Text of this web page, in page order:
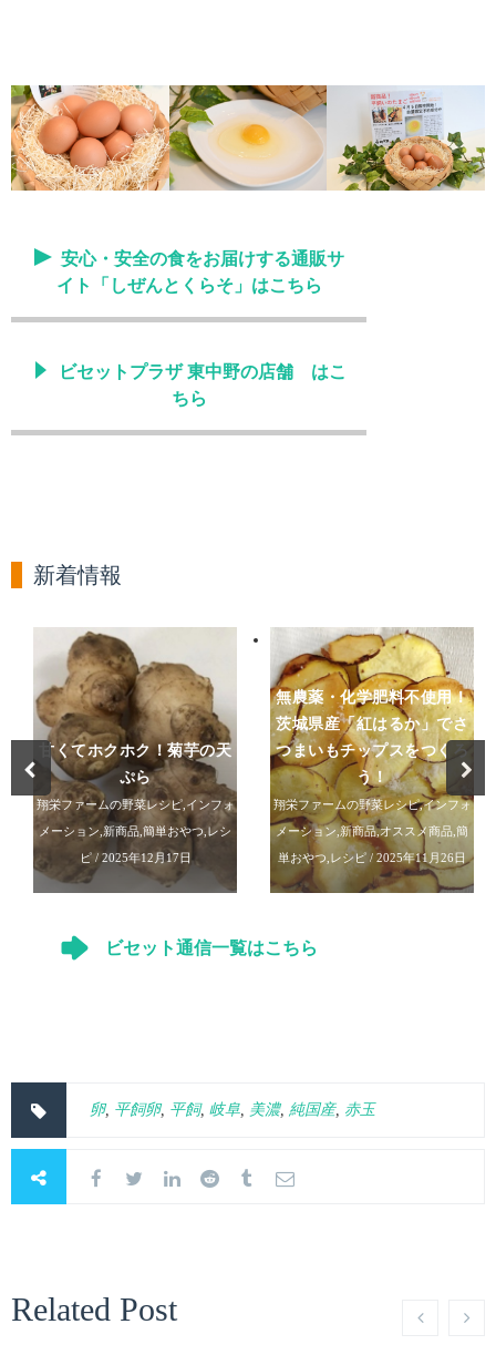
安心・安全の食をお届けする通販サ
イト「しぜんとくらそ」はこちら
ビセットプラザ 東中野の店舗 はこ
ちら
新着情報
甘くてホクホク！菊芋の天
ぷら
翔栄ファームの野菜レシピ, インフォ
メーション 新商品 簡単おやつ, レシ
ピ/ 2025年12月17日
無農薬・化学肥料不使用！
茨城県産「紅はるか」でさ
つまいもチップスをつくろ
う！
翔栄ファームの野菜レシピ,インフォ
メーション 新商品,オススメ商品 簡
単おやつ レシピ / 2025年11月26日
ビセット通信一覧はこちら
卵, 平飼卵, 平飼, 岐阜 美濃, 純国産, 赤玉
Related Post